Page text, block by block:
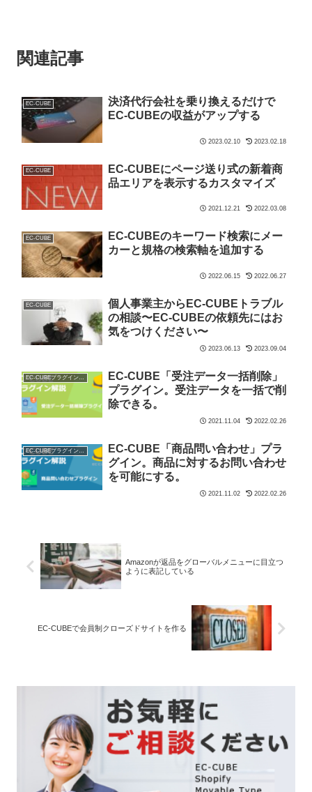
関連記事
EC-CUBE
決済代行会社を乗り換えるだけで
EC-CUBEの収益がアップする
2023.02.10 2023.02.18
EC-CUBE
EC-CUBEにページ送り式の新着商
品エリアを表示するカスタマイズ
2021.12.21 2022.03.08
EC-CUBE
EC-CUBEのキーワード検索にメー
カーと規格の検索軸を追加する
2022.06.15 2022.06.27
EC-CUBE
個人事業主からEC-CUBEトラブル
の相談〜EC-CUBEの依頼先にはお
気をつけください〜
2023.06.13 2023.09.04
EC-CUBEプラグイン解説
EC-CUBE「受注データ一括削除」
プラグイン。受注データを一括で削
除できる。
2021.11.04 2022.02.26
EC-CUBE「商品問い合わせ」プラ
グイン。商品に対するお問い合わせ
を可能にする。
2021.11.02 2022.02.26
Amazonが返品をグローバルメニューに目立つ
ように表記している
EC-CUBEで会員制クローズドサイトを作る